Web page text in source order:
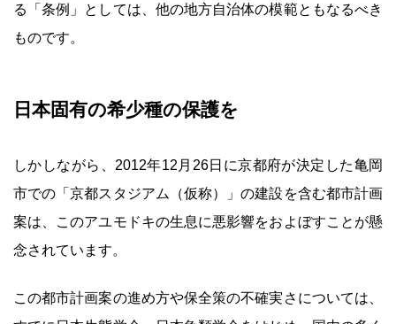
る「条例」としては、他の地方自治体の模範ともなるべき
ものです。
日本固有の希少種の保護を
しかしながら、2012年12月26日に京都府が決定した亀岡
市での「京都スタジアム（仮称）」の建設を含む都市計画
案は、このアユモドキの生息に悪影響をおよぼすことが懸
念されています。
この都市計画案の進め方や保全策の不確実さについては、